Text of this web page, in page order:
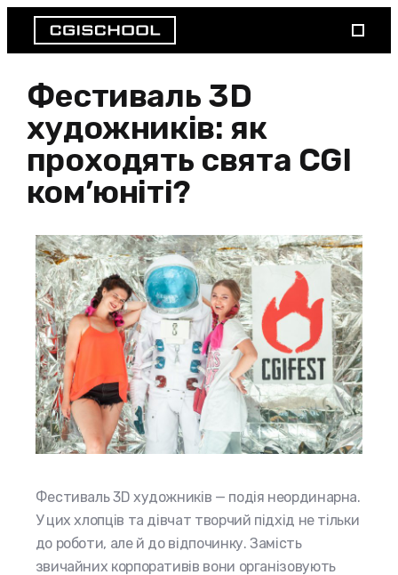
Фестиваль 3D
художників: як
проходять свята CGI
ком’юніті?
Фестиваль 3D художників — подія неординарна.
У цих хлопців та дівчат творчий підхід не тільки
до роботи, але й до відпочинку. Замість
звичайних корпоративів вони організовують